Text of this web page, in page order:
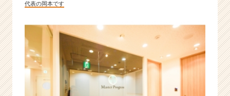
企
業
か
ら
代表の岡本です